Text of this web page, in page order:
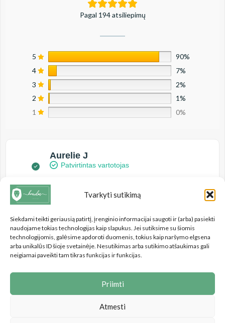
Tvarkyti sutikimą
Siekdami teikti geriausią patirtį, įrenginio informacijai saugoti ir (arba) pasiekti
naudojame tokias technologijas kaip slapukus. Jei sutiksime su šiomis
technologijomis, galėsime apdoroti duomenis, tokius kaip naršymo elgsena
arba unikalūs ID šioje svetainėje. Nesutikimas arba sutikimo atšaukimas gali
neigiamai paveikti tam tikras funkcijas ir funkcijas.
Priimti
Atmesti
Pagal 194 atsiliepimų
5
90%
4
7%
3
2%
2
1%
1
0%
Aurelie J
Patvirtintas vartotojas
5/5
Pati gražiausia spalva!
Prieš 4 mėnesiai